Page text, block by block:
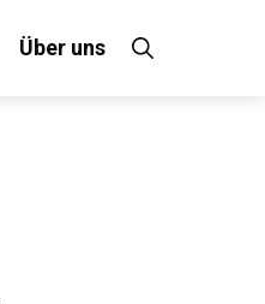
Über uns